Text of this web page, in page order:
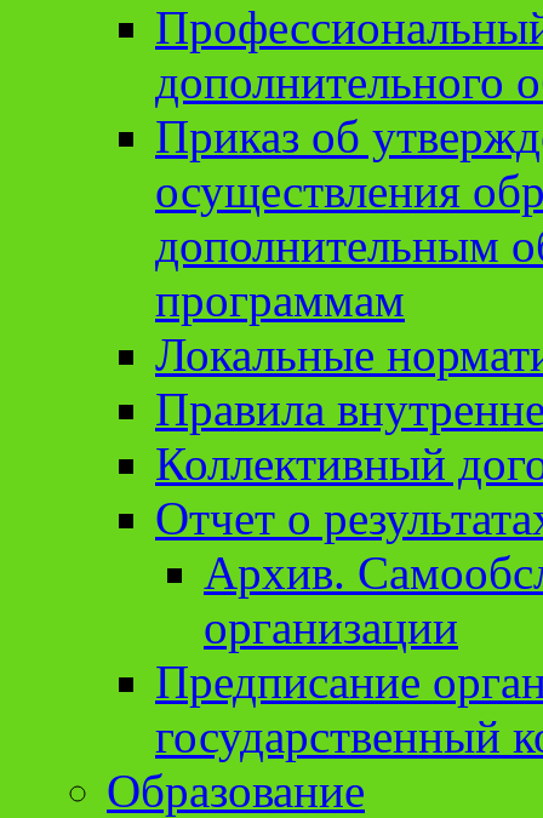
дополнительного
Приказ об
осуществления
дополнительным
программам
Локальные
Правила
Коллективный
Отчет о
Архив.
организации
Предписание
государственный
Образование